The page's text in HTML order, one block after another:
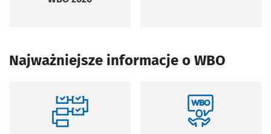
Najważniejsze informacje o WBO